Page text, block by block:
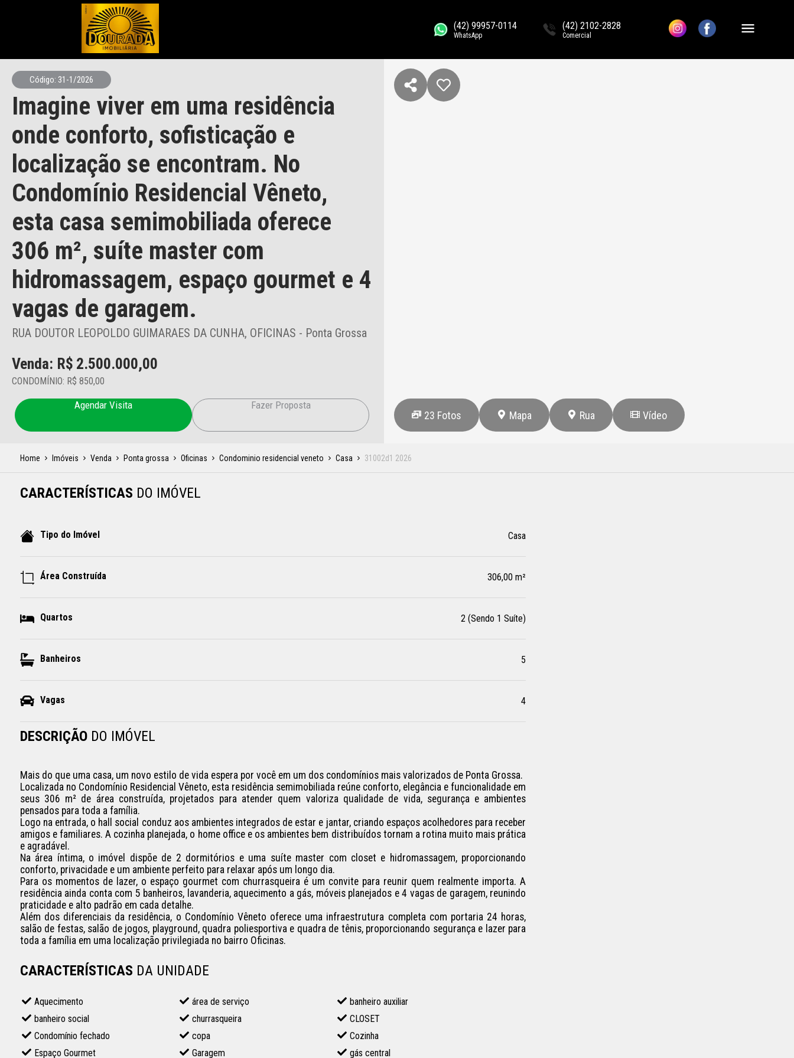
(42) 99957-0114
WhatsApp
(42) 2102-2828
Comercial
Código: 31-1/2026
Imagine viver em uma residência
onde conforto, sofisticação e
localização se encontram. No
Condomínio Residencial Vêneto,
esta casa semimobiliada oferece
306 m², suíte master com
hidromassagem, espaço gourmet e 4
vagas de garagem.
RUA DOUTOR LEOPOLDO GUIMARAES DA CUNHA, OFICINAS - Ponta Grossa
Venda: R$ 2.500.000,00
CONDOMÍNIO: R$ 850,00
Agendar Visita Fazer Proposta
23 Fotos Mapa Rua Vídeo
Home Imóveis Venda Ponta grossa Oficinas Condominio residencial veneto Casa 31002d1 2026
CARACTERÍSTICAS DO IMÓVEL
Tipo do Imóvel Casa
Área Construída 306,00 m²
Quartos 2 (Sendo 1 Suíte)
Banheiros 5
Vagas 4
DESCRIÇÃO DO IMÓVEL
Mais do que uma casa, um novo estilo de vida espera por você em um dos condomínios mais valorizados de Ponta Grossa.
Localizada no Condomínio Residencial Vêneto, esta residência semimobiliada reúne conforto, elegância e funcionalidade em
seus 306 m² de área construída, projetados para atender quem valoriza qualidade de vida, segurança e ambientes
pensados para toda a família.
Logo na entrada, o hall social conduz aos ambientes integrados de estar e jantar, criando espaços acolhedores para receber
amigos e familiares. A cozinha planejada, o home office e os ambientes bem distribuídos tornam a rotina muito mais prática
e agradável.
Na área íntima, o imóvel dispõe de 2 dormitórios e uma suíte master com closet e hidromassagem, proporcionando
conforto, privacidade e um ambiente perfeito para relaxar após um longo dia.
Para os momentos de lazer, o espaço gourmet com churrasqueira é um convite para reunir quem realmente importa. A
residência ainda conta com 5 banheiros, lavanderia, aquecimento a gás, móveis planejados e 4 vagas de garagem, reunindo
praticidade e alto padrão em cada detalhe.
Além dos diferenciais da residência, o Condomínio Vêneto oferece uma infraestrutura completa com portaria 24 horas,
salão de festas, salão de jogos, playground, quadra poliesportiva e quadra de tênis, proporcionando segurança e lazer para
toda a família em uma localização privilegiada no bairro Oficinas.
CARACTERÍSTICAS DA UNIDADE
Aquecimento área de serviço
banheiro auxiliar
banheiro social
churrasqueira
CLOSET
Condomínio fechado
copa
Cozinha
Espaço Gourmet
Garagem gás central